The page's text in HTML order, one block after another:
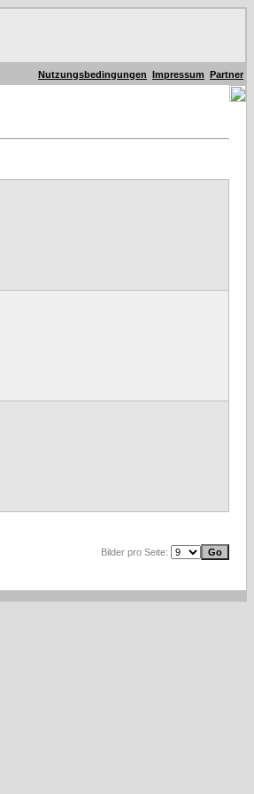
Nutzungsbedingungen Impressum Partner
Bilder pro Seite: